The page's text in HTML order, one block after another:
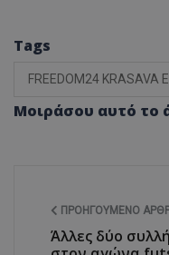
Tags
FREEDOM24 KRASAVA
Μοιράσου αυτό το
ΠΡΟΗΓΟΎΜΕΝΟ
Άλλες δύο